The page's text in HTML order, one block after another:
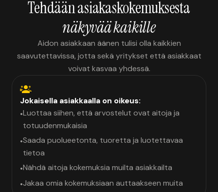
Tehdään asiakaskokemuksesta
näkyvää kaikille
Aidon asiakkaan äänen tulisi olla kaikkien
saavutettavissa, jotta sekä yritykset että asiakkaat
voivat kasvaa yhdessä.
Jokaisella asiakkaalla on oikeus:
•Luottaa siihen, että arvostelut ovat aitoja ja
totuudenmukaisia
•Saada puolueetonta, tuoretta ja luotettavaa
tietoa
•Nähdä aitoja kokemuksia muilta asiakkailta
•Jakaa omia kokemuksiaan auttaakseen muita